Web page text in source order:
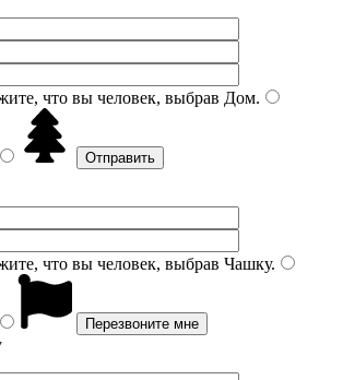
что вы человек, выбрав Дом.
что вы человек, выбрав Чашку.